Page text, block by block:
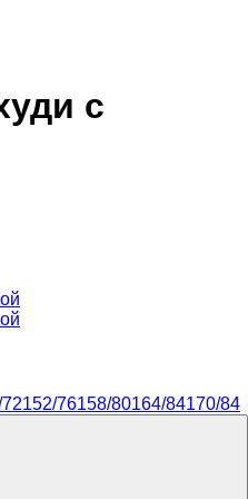
с
152/76158/80164/84170/84